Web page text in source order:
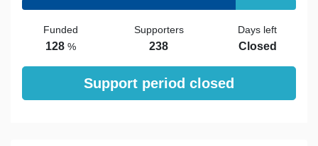
Funded
128 %
Supporters
238
Days left
Closed
Support period closed